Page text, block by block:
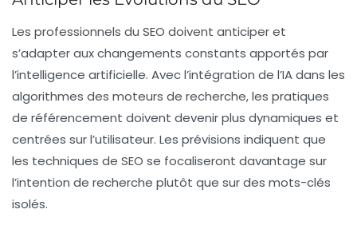
Les professionnels du SEO doivent anticiper et
s’adapter aux changements constants apportés par
l’intelligence artificielle. Avec l’intégration de l’IA dans les
algorithmes des moteurs de recherche, les pratiques
de référencement doivent devenir plus dynamiques et
centrées sur l’utilisateur. Les prévisions indiquent que
les techniques de SEO se focaliseront davantage sur
l’intention de recherche plutôt que sur des mots-clés
isolés.